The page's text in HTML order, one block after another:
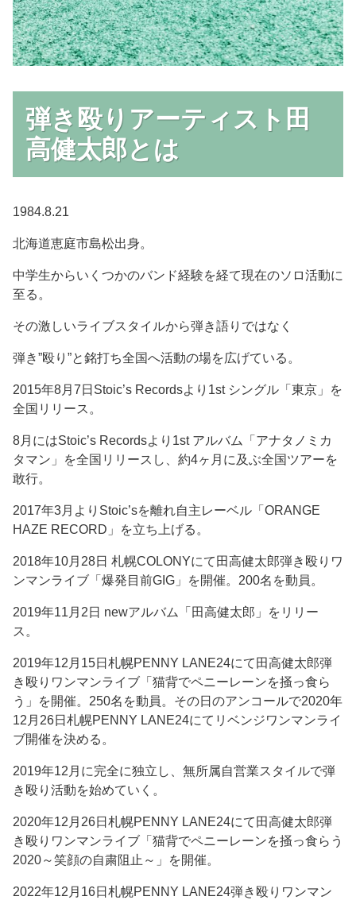
弾き殴りアーティスト田
高健太郎とは
1984.8.21
北海道恵庭市島松出身。
中学生からいくつかのバンド経験を経て現在のソロ活動に
至る。
その激しいライブスタイルから弾き語りではなく
弾き”殴り”と銘打ち全国へ活動の場を広げている。
2015年8月7日Stoic’s Recordsより1st シングル「東京」を
全国リリース。
8月にはStoic’s Recordsより1st アルバム「アナタノミカ
タマン」を全国リリースし、約4ヶ月に及ぶ全国ツアーを
敢行。
2017年3月よりStoic’sを離れ自主レーベル「ORANGE
HAZE RECORD」を立ち上げる。
2018年10月28日 札幌COLONYにて田高健太郎弾き殴りワ
ンマンライブ「爆発目前GIG」を開催。200名を動員。
2019年11月2日 newアルバム「田高健太郎」をリリー
ス。
2019年12月15日札幌PENNY LANE24にて田高健太郎弾
き殴りワンマンライブ「猫背でペニーレーンを掻っ食ら
う」を開催。250名を動員。その日のアンコールで2020年
12月26日札幌PENNY LANE24にてリベンジワンマンライ
ブ開催を決める。
2019年12月に完全に独立し、無所属自営業スタイルで弾
き殴り活動を始めていく。
2020年12月26日札幌PENNY LANE24にて田高健太郎弾
き殴りワンマンライブ「猫背でペニーレーンを掻っ食らう
2020～笑顔の自粛阻止～」を開催。
2022年12月16日札幌PENNY LANE24弾き殴りワンマン